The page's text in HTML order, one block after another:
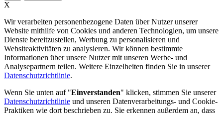
X
Wir verarbeiten personenbezogene Daten über Nutzer unserer
Website mithilfe von Cookies und anderen Technologien, um unsere
Dienste bereitzustellen, Werbung zu personalisieren und
Websiteaktivitäten zu analysieren. Wir können bestimmte
Informationen über unsere Nutzer mit unseren Werbe- und
Analysepartnern teilen. Weitere Einzelheiten finden Sie in unserer
Datenschutzrichtlinie.
Wenn Sie unten auf "Einverstanden" klicken, stimmen Sie unserer
Datenschutzrichtlinie und unseren Datenverarbeitungs- und Cookie-
Praktiken wie dort beschrieben zu. Sie erkennen außerdem an, dass